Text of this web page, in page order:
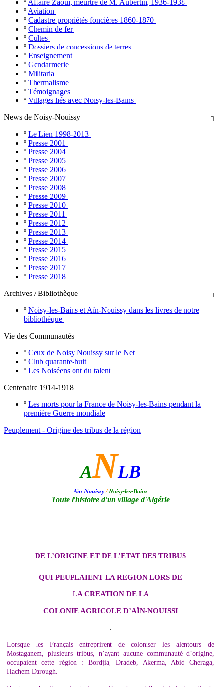
º Affaire Zaoui, meurtre de M. Aubertin, 1936-1938
º Aviation
º Cadastre propriétés foncières 1860-1870
º Chemin de fer
º Cultes
º Dossiers de concessions de terres
º Enseignement
º Gendarmerie
º Militaria
º Thermalisme
º Témoignages
º Villages liés avec Noisy-les-Bains

News de Noisy-Nouissy
º Le Lien 1998-2013
º Presse 2001
º Presse 2004
º Presse 2005
º Presse 2006
º Presse 2007
º Presse 2008
º Presse 2009
º Presse 2010
º Presse 2011
º Presse 2012
º Presse 2013
º Presse 2014
º Presse 2015
º Presse 2016
º Presse 2017
º Presse 2018

Archives / Bibliothèque
º Noisy-les-Bains et Aïn-Nouissy dans les livres de notre
bibliothèque
Vie des Communautés
º Ceux de Noisy Nouissy sur le Net
º Club quarante-huit
º Les Noiséens ont du talent
Centenaire 1914-1918
º Les morts pour la France de Noisy-les-Bains pendant la
première Guerre mondiale
Peuplement - Origine des tribus de la région
ANLB
Aïn Nouissy/Noisy-les-Bains
Toute l'histoire d'un village d'Algérie
.
DE L’ORIGINE ET DE L’ETAT DES TRIBUS
QUI PEUPLAIENT LA REGION LORS DE
LA CREATION DE LA
COLONIE AGRICOLE D’AÏN-NOUISSI
.
Lorsque les Français entreprirent de coloniser les alentours de
Mostaganem, plusieurs tribus, n’ayant aucune communauté d’origine,
occupaient cette région : Bordjia, Dradeb, Akerma, Abid Cheraga,
Hachem Darough.